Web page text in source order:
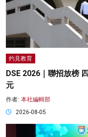
灼見教育
DSE 2026｜聯招放榜
元
作者: 本社編輯部
2026-08-05